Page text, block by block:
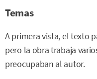
Temas
A primera vista, el texto
pero la obra trabaja
preocupaban al autor.